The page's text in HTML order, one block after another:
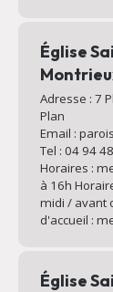
Église
Adresse : 7
Plan
Email :
Tel : 04 94
Horaires :
à 16h
midi / avant
d'accueil :
Église